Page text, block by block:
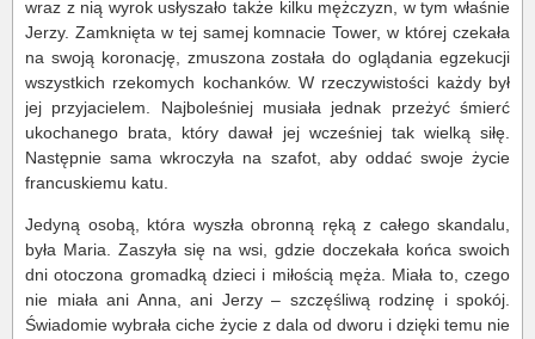
wraz z nią wyrok usłyszało także kilku mężczyzn, w tym właśnie
Jerzy. Zamknięta w tej samej komnacie Tower, w której czekała
na swoją koronację, zmuszona została do oglądania egzekucji
wszystkich rzekomych kochanków. W rzeczywistości każdy był
jej przyjacielem. Najboleśniej musiała jednak przeżyć śmierć
ukochanego brata, który dawał jej wcześniej tak wielką siłę.
Następnie sama wkroczyła na szafot, aby oddać swoje życie
francuskiemu katu.
Jedyną osobą, która wyszła obronną ręką z całego skandalu,
była Maria. Zaszyła się na wsi, gdzie doczekała końca swoich
dni otoczona gromadką dzieci i miłością męża. Miała to, czego
nie miała ani Anna, ani Jerzy – szczęśliwą rodzinę i spokój.
Świadomie wybrała ciche życie z dala od dworu i dzięki temu nie